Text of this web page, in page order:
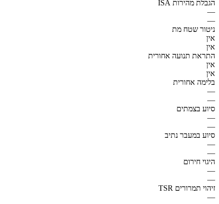
הגבלת מהירות ISA
—
—
ניטור שטח מת
אין
אין
התראת תנועה אחורית
אין
אין
בלימה אחורית
—
—
סיוע בצמתים
—
—
סיוע במעבר נתיב
—
—
היגוי חירום
—
—
זיהוי תמרורים TSR
—